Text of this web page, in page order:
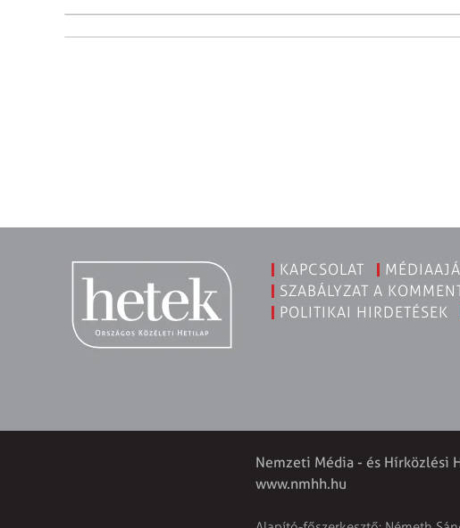
KAPCSOLAT
SZABÁLYZAT A
POLITIKAI HIRDETÉSEK
Nemzeti Média - és Hírközlési
www.nmhh.hu